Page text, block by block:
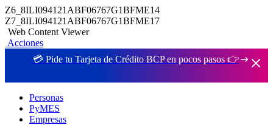
Z6_8ILI094121ABF06767G1BFME14
Z7_8ILI094121ABF06767G1BFME17
Web Content Viewer
Acciones
💳 Pide tu Tarjeta de Crédito BCP en pocos pasos 👉
Personas
PyMES
Empresas